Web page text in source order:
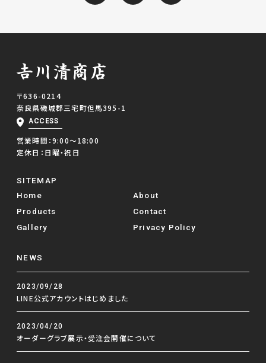
〒636-0214
奈良県磯城郡三宅町但馬395-1
ACCESS
営業時間：9:00～18:00
定休日：日曜・祝日
SITEMAP
Home
Products
Gallery
About
Contact
Privacy Policy
NEWS
2023/09/28
LINE公式アカウントはじめました
2023/04/20
オーダーグラブ展示・受注会開催について